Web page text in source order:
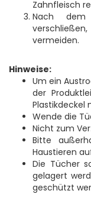
Zahnfleisch
Nach
vermeiden.
Hinweise:
Um ein
der
Plastikdeckel
Wende die
Nicht zum
Bitte
Haustieren
Die Tücher
gelagert
geschützt